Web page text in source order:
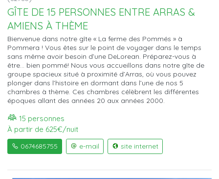
GÎTE DE 15 PERSONNES ENTRE ARRAS &
AMIENS À THÈME
Bienvenue dans notre gîte « La ferme des Pommés » à
Pommera ! Vous êtes sur le point de voyager dans le temps
sans même avoir besoin d’une DeLorean. Préparez-vous à
être... bien pommé! Nous vous accueillons dans notre gîte de
groupe spacieux situé à proximité d’Arras, où vous pouvez
plonger dans l’histoire en dormant dans l’une de nos 5
chambres à thème. Ces chambres célèbrent les différentes
époques allant des années 20 aux années 2000.
15 personnes
À partir de 625€/nuit
0674685755 e-mail site internet